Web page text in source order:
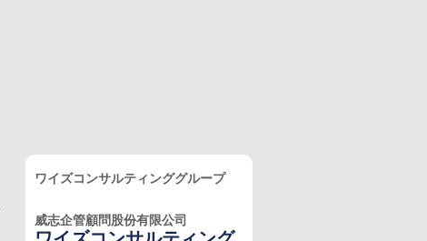
ワイズコンサルティンググループ
威志企管顧問股份有限公司